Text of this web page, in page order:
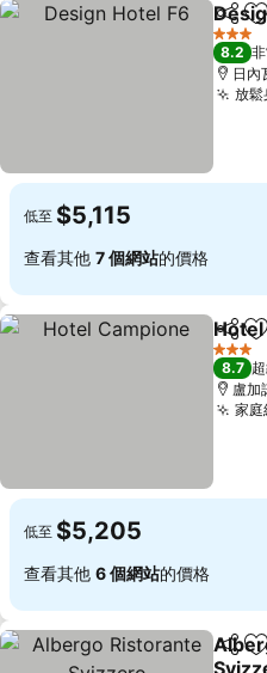
分享
3 星級
8.2
日內
放鬆
低至 $5,115
查看其他 7 個網站的價格
分享
3 星級
8.7
盧加
家庭
低至 $5,205
查看其他 6 個網站的價格
分享